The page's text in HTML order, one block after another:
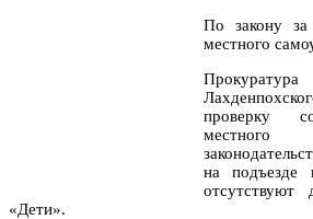
По закону за
местного
проверку
местного
на подъезде
«Дети».